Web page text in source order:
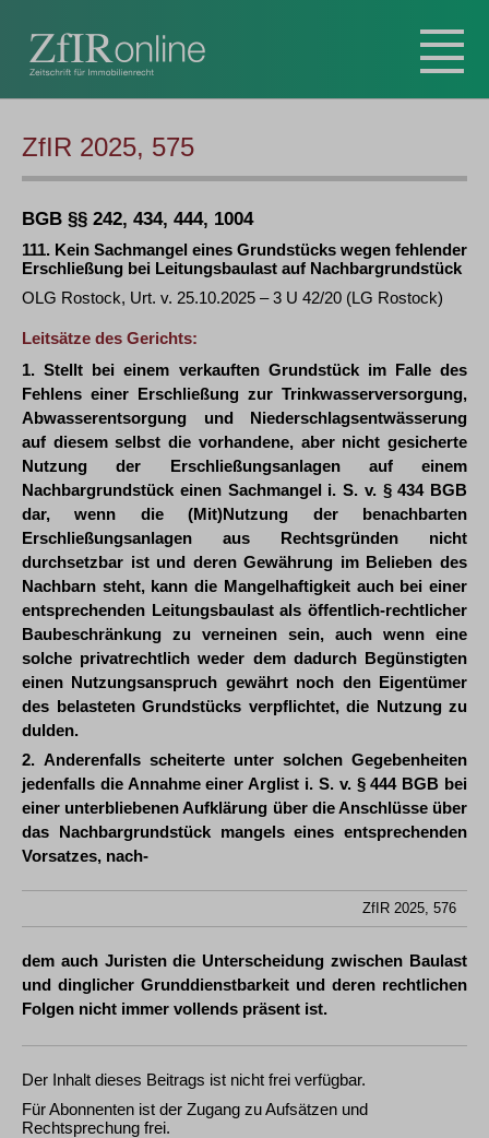
ZfIR 2025, 575
BGB §§ 242, 434, 444, 1004
111. Kein Sachmangel eines Grundstücks wegen fehlender
Erschließung bei Leitungsbaulast auf Nachbargrundstück
OLG Rostock, Urt. v. 25.10.2025 – 3 U 42/20 (LG Rostock)
Leitsätze des Gerichts:
1. Stellt bei einem verkauften Grundstück im Falle des
Fehlens einer Erschließung zur Trinkwasserversorgung,
Abwasserentsorgung und Niederschlagsentwässerung
auf diesem selbst die vorhandene, aber nicht gesicherte
Nutzung der Erschließungsanlagen auf einem
Nachbargrundstück einen Sachmangel i. S. v. § 434 BGB
dar, wenn die (Mit)Nutzung der benachbarten
Erschließungsanlagen aus Rechtsgründen nicht
durchsetzbar ist und deren Gewährung im Belieben des
Nachbarn steht, kann die Mangelhaftigkeit auch bei einer
entsprechenden Leitungsbaulast als öffentlich-rechtlicher
Baubeschränkung zu verneinen sein, auch wenn eine
solche privatrechtlich weder dem dadurch Begünstigten
einen Nutzungsanspruch gewährt noch den Eigentümer
des belasteten Grundstücks verpflichtet, die Nutzung zu
dulden.
2. Anderenfalls scheiterte unter solchen Gegebenheiten
jedenfalls die Annahme einer Arglist i. S. v. § 444 BGB bei
einer unterbliebenen Aufklärung über die Anschlüsse über
das Nachbargrundstück mangels eines entsprechenden
Vorsatzes, nach-
ZfIR 2025, 576
dem auch Juristen die Unterscheidung zwischen Baulast
und dinglicher Grunddienstbarkeit und deren rechtlichen
Folgen nicht immer vollends präsent ist.
Der Inhalt dieses Beitrags ist nicht frei verfügbar.
Für Abonnenten ist der Zugang zu Aufsätzen und
Rechtsprechung frei.